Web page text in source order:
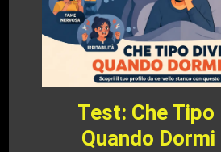
Test: Che Tipo
Quando